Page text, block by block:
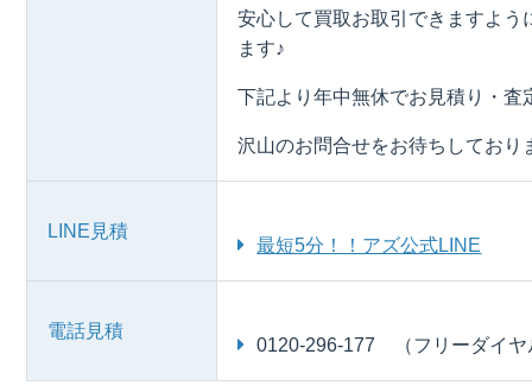
安心して買取お取引できますよう
ます♪
下記より年中無休でお見積り・査
沢山のお問合せをお待ちしており
LINE見積
最短5分！！アズ公式LINE
電話見積
0120-296-177 （フリーダイヤ